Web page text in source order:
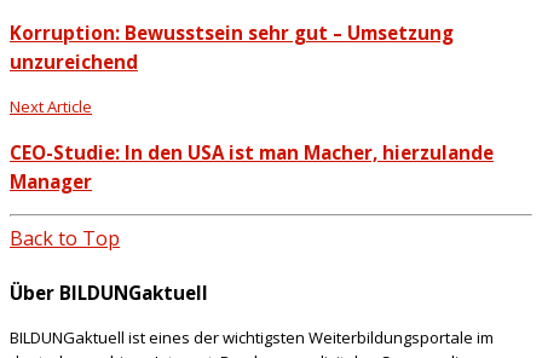
Korruption: Bewusstsein sehr gut – Umsetzung
unzureichend
Next Article
CEO-Studie: In den USA ist man Macher, hierzulande
Manager
Back to Top
Über BILDUNGaktuell
BILDUNGaktuell ist eines der wichtigsten Weiterbildungsportale im